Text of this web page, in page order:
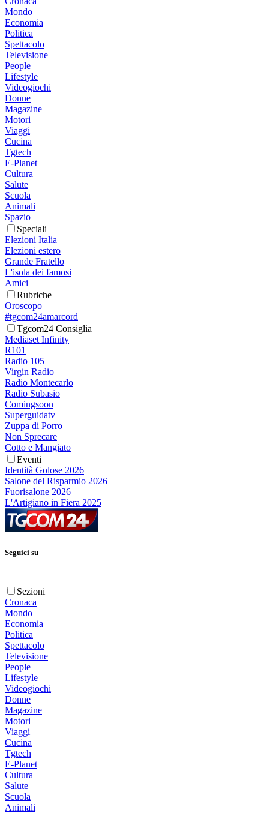
Mondo
Economia
Politica
Spettacolo
Televisione
People
Lifestyle
Videogiochi
Donne
Magazine
Motori
Viaggi
Cucina
Tgtech
E-Planet
Cultura
Salute
Scuola
Animali
Spazio
Speciali
Elezioni Italia
Elezioni estero
Grande Fratello
L'isola dei famosi
Amici
Rubriche
Oroscopo
#tgcom24amarcord
Tgcom24 Consiglia
Mediaset Infinity
R101
Radio 105
Virgin Radio
Radio Montecarlo
Radio Subasio
Comingsoon
Superguidatv
Zuppa di Porro
Non Sprecare
Cotto e Mangiato
Eventi
Identità Golose 2026
Salone del Risparmio 2026
Fuorisalone 2026
L'Artigiano in Fiera 2025
Seguici su
Sezioni
Cronaca
Mondo
Economia
Politica
Spettacolo
Televisione
People
Lifestyle
Videogiochi
Donne
Magazine
Motori
Viaggi
Cucina
Tgtech
E-Planet
Cultura
Salute
Scuola
Animali